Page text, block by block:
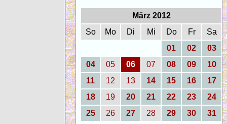
März 2012
So
Mo Di Mi Do Fr
Sa
01
02
03
04
05 06 07 08 09
10
11
12 13 14 15 16
17
18
19 20 21 22 23
24
25
26 27 28 29 30 31